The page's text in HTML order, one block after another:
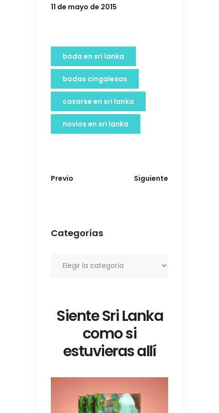
11 de mayo de 2015
boda en sri lanka
bodas cingalesas
casarse en sri lanka
novios en sri lanka
Previo Siguiente
Categorías
Siente Sri Lanka
como si
estuvieras allí